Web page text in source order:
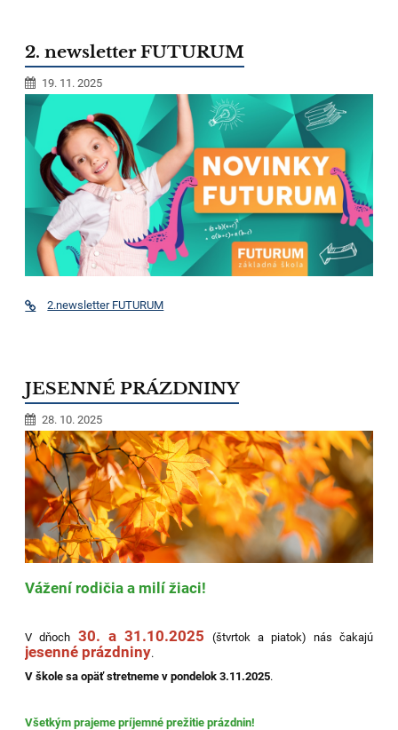
2. newsletter FUTURUM
19. 11. 2025
2.newsletter FUTURUM
JESENNÉ PRÁZDNINY
28. 10. 2025
Vážení rodičia a milí žiaci!
V dňoch 30. a 31.10.2025 (štvrtok a piatok) nás čakajú
jesenné prázdniny.
V škole sa opäť stretneme v pondelok 3.11.2025.
Všetkým prajeme príjemné prežitie prázdnin!